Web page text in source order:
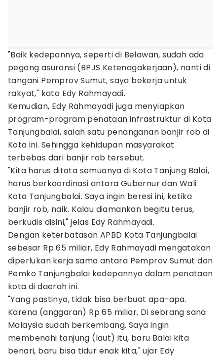
"Baik kedepannya, seperti di Belawan, sudah ada
pegang asuransi (BPJS Ketenagakerjaan), nanti di
tangani Pemprov Sumut, saya bekerja untuk
rakyat," kata Edy Rahmayadi.
Kemudian, Edy Rahmayadi juga menyiapkan
program-program penataan infrastruktur di Kota
Tanjungbalai, salah satu penanganan banjir rob di
Kota ini. Sehingga kehidupan masyarakat
terbebas dari banjir rob tersebut.
"Kita harus ditata semuanya di Kota Tanjung Balai,
harus berkoordinasi antara Gubernur dan Wali
Kota Tanjungbalai. Saya ingin beresi ini, ketika
banjir rob, naik. Kalau diamankan begitu terus,
berkudis disini," jelas Edy Rahmayadi.
Dengan keterbatasan APBD Kota Tanjungbalai
sebesar Rp 65 miliar, Edy Rahmayadi mengatakan
diperlukan kerja sama antara Pemprov Sumut dan
Pemko Tanjungbalai kedepannya dalam penataan
kota di daerah ini.
"Yang pastinya, tidak bisa berbuat apa-apa.
Karena (anggaran) Rp 65 miliar. Di sebrang sana
Malaysia sudah berkembang. Saya ingin
membenahi tanjung (laut) itu, baru Balai kita
benari, baru bisa tidur enak kita," ujar Edy